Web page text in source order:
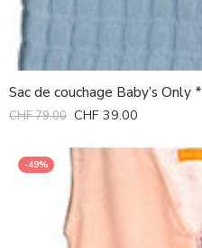
Sac de couchage Baby’s Only *
CHF79.00 CHF 39.00
-49%